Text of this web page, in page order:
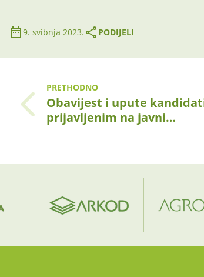
9. svibnja 2023. PODIJELI
PRETHODNO
Obavijest i upute
prijavljenim na javni…